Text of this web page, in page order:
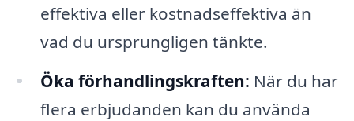
effektiva eller kostnadseffektiva än
vad du ursprungligen tänkte.
Öka förhandlingskraften: När du har
flera erbjudanden kan du använda